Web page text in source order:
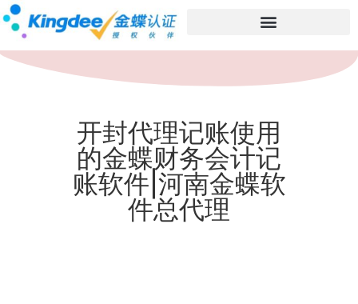
开封代理记账使用
的金蝶财务会计记
账软件|河南金蝶软
件总代理